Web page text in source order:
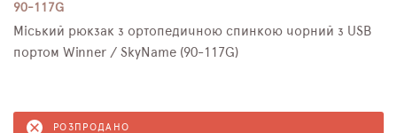
90-117G
Міський рюкзак з ортопедичною спинкою чорний з USB
портом Winner / SkyName (90-117G)
РОЗПРОДАНО